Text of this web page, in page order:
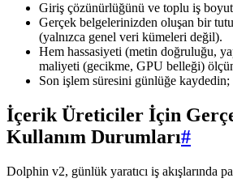
Giriş çözünürlüğünü ve toplu iş
Gerçek belgelerinizden oluşan bir
(yalnızca genel veri kümeleri değil).
Hem hassasiyeti (metin doğruluğu,
maliyeti (gecikme, GPU belleği)
Son işlem süresini günlüğe
İçerik Üreticiler İçin
Kullanım Durumları#
Dolphin v2, günlük yaratıcı iş akışlarında